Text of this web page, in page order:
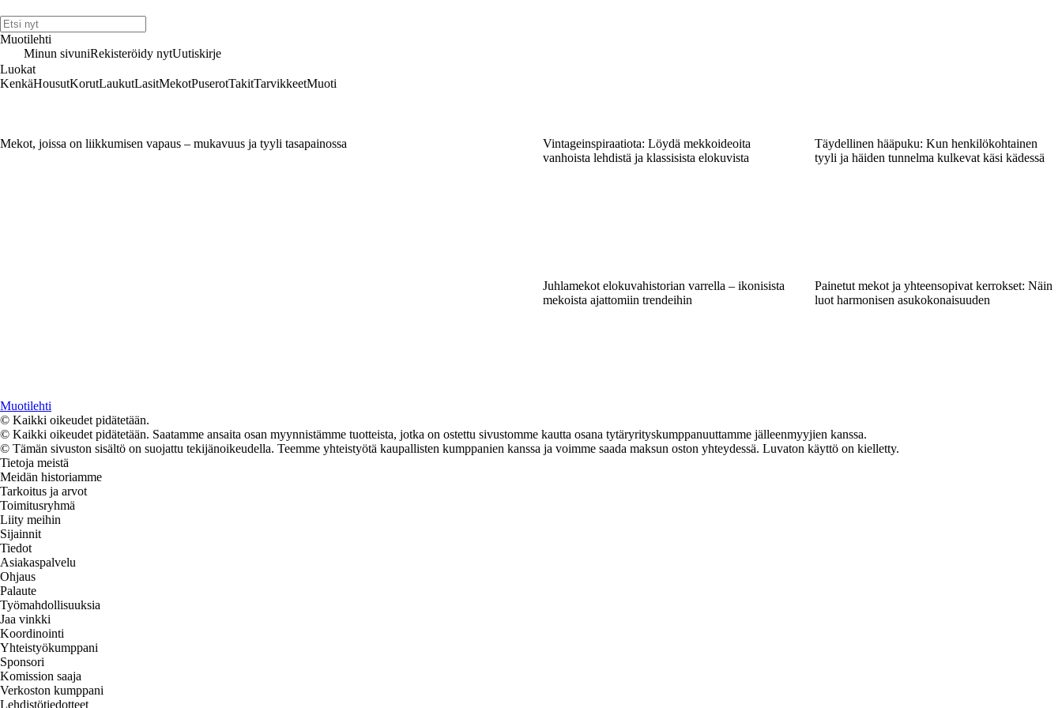
Muotilehti
Minun sivuniRekisteröidy nytUutiskirje
Luokat
KenkäHousutKorutLaukutLasitMekotPuserotTakitTarvikkeetMuoti
Mekot, joissa on liikkumisen vapaus – mukavuus ja tyyli tasapainossa
Vintageinspiraatiota: Löydä mekkoideoita
vanhoista lehdistä ja klassisista elokuvista
Täydellinen hääpuku: Kun henkilökohtainen
tyyli ja häiden tunnelma kulkevat käsi kädessä
Juhlamekot elokuvahistorian varrella – ikonisista
mekoista ajattomiin trendeihin
Painetut mekot ja yhteensopivat kerrokset: Näin
luot harmonisen asukokonaisuuden
Muotilehti
© Kaikki oikeudet pidätetään.
© Kaikki oikeudet pidätetään. Saatamme ansaita osan myynnistämme tuotteista, jotka on ostettu sivustomme kautta osana tytäryrityskumppanuuttamme jälleenmyyjien kanssa.
© Tämän sivuston sisältö on suojattu tekijänoikeudella. Teemme yhteistyötä kaupallisten kumppanien kanssa ja voimme saada maksun oston yhteydessä. Luvaton käyttö on kielletty.
Tietoja meistä
Meidän historiamme
Tarkoitus ja arvot
Toimitusryhmä
Liity meihin
Sijainnit
Tiedot
Asiakaspalvelu
Ohjaus
Palaute
Työmahdollisuuksia
Jaa vinkki
Koordinointi
Yhteistyökumppani
Sponsori
Komission saaja
Verkoston kumppani
Lehdistötiedotteet